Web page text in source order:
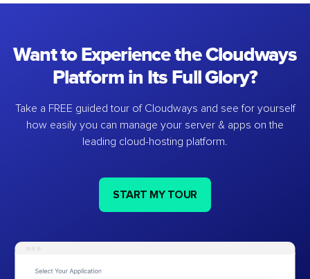
Want to Experience the Cloudways
Platform in Its Full Glory?
Take a FREE guided tour of Cloudways and see for yourself
how easily you can manage your server & apps on the
leading cloud-hosting platform.
START MY TOUR